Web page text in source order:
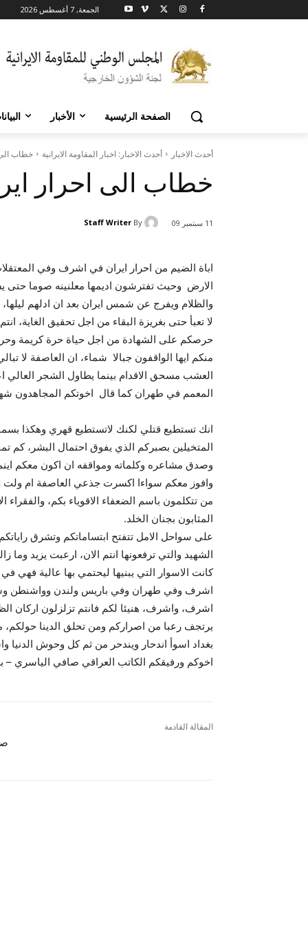
الجمعة, 7 أغسطس 2026
الصفحة الرئيسية الأخبار
أحدث الاخبار أحدث الاخبار: اخبار المقاومة الايرانية خطاب
خطاب الى احرار
11 سبتمبر 09 By
Staff Writer
اباة الضيم من احرار ايران في اشرف وفي
الارض وحيث تفترشون اديمها معلنينه صوما حتى
والظلام ويفرج عن شمس ايران بعد ان ادلهم
لا تعبأ حتى بغريزة البقاء من اجل تحقيق الغاية،
حرصكم على الشهادة من اجل حياة حرة كريمة
منكم ايها الواقفون جبالا شماء، ان العاصفة
العشب مسحق الاقدام بينما يطاول الشجر العالي
المعمم في طهران كما قال اخوتكم المجاهدون
انك تستطيع قتلي لكنك لاتستطيع قهري وهكذا
المتخيلين بصبركم الذي يفوق احتمال البشر، كم
وصدق مشاعره وكلماته ومواقفه ان اكون معكم
وافوز معكم سواءا اكسرت جذعي العاصفة ام ولت
من تتكلمون باسم الضعفاء الاقوياء بكم، والفقراء
المثابون بجنان الخلد.
على سواحل الامل تتفتح ابتساماتكم وتشرق
الشهيد والتي ترفعونها انتم الان، ارعبت يزيد
كانت الاسوار التي يبنيها ليحتمي بها عالية فهي
اشرف وفي طهران وفي باريس ولندن وواشنطن
اشرف، واشرف، هنيئا لكم فانتم تزلزلون اركان
يرتجف رعبا من اصراركم ومن تحلق الدينا
بغداد اسوأ اندحار ويندحر من ثم كل وحوش الدنيا
اخوكم ورفيقكم الكاتب العراقي صافي الياسري –
المقالة القادمة